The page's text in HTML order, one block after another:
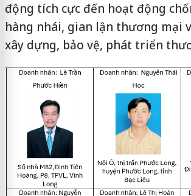
động tích cực đến hoạt động
hàng nhái, gian lận thương mại
xây dựng, bảo vệ, phát triển